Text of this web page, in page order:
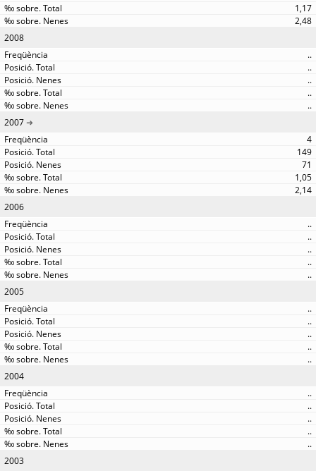
1,17
2,48
2008
..
..
..
..
..
2007
4
149
71
1,05
2,14
2006
..
..
..
..
..
2005
..
..
..
..
..
2004
..
..
..
..
..
2003